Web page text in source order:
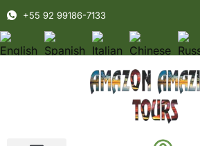
+55 92 99186-7133